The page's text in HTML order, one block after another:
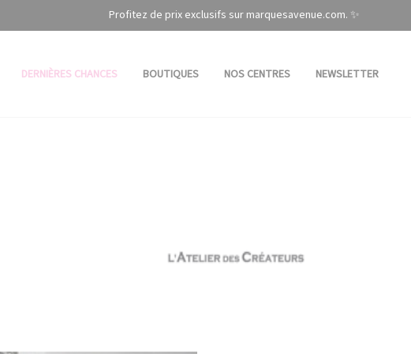
Profitez de prix exclusifs sur marquesavenue.com. ✨
DERNIÈRES CHANCES BOUTIQUES NOS CENTRES NEWSLETTER